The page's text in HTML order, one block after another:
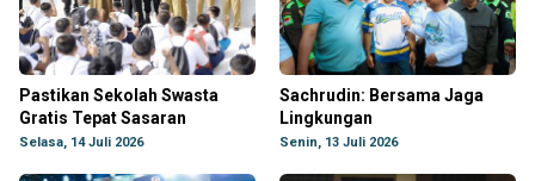
Pastikan Sekolah Swasta
Gratis Tepat Sasaran
Selasa, 14 Juli 2026
Sachrudin: Bersama Jaga
Lingkungan
Senin, 13 Juli 2026